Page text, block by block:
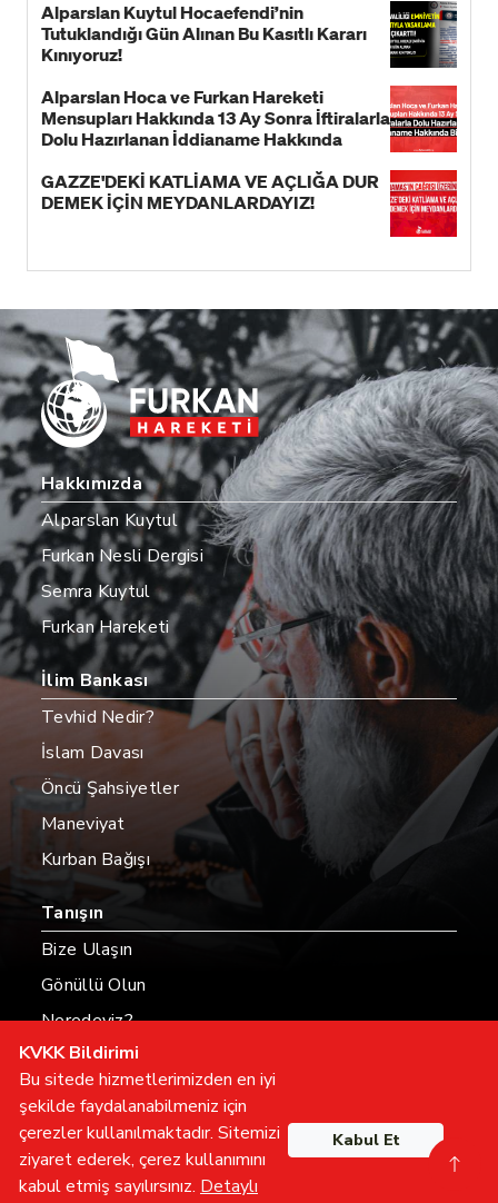
Alparslan Kuytul Hocaefendi’nin
Tutuklandığı Gün Alınan Bu Kasıtlı Kararı
Kınıyoruz!
Alparslan Hoca ve Furkan Hareketi
Mensupları Hakkında 13 Ay Sonra İftiralarla
Dolu Hazırlanan İddianame Hakkında
GAZZE'DEKİ KATLİAMA VE AÇLIĞA DUR
DEMEK İÇİN MEYDANLARDAYIZ!
Hakkımızda
Alparslan Kuytul
Furkan Nesli Dergisi
Semra Kuytul
Furkan Hareketi
İlim Bankası
Tevhid Nedir?
İslam Davası
Öncü Şahsiyetler
Maneviyat
Kurban Bağışı
Tanışın
Bize Ulaşın
Gönüllü Olun
Neredeyiz?
Hesaplarımız
Tüm hakları saklıdır
furkan
hareketi
KVKK Bildirimi
Bu sitede hizmetlerimizden en iyi
şekilde faydalanabilmeniz için
çerezler kullanılmaktadır. Sitemizi
ziyaret ederek, çerez kullanımını
kabul etmiş sayılırsınız. Detaylı
Kabul Et